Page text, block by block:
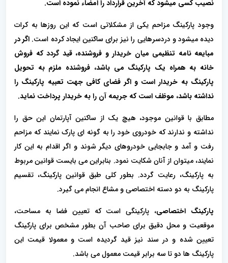
نصیب کسی میشود که آخرین قرارداد را امضاء نموده است.
وجود پارکینگ مزاحم یکی از مشکلاتی است که این روزها به کرات
دیده میشود و دردسرهایی را نیز برای ساکنین ایجاد کرده است. اگر در
مبایعه نامه تنظیمی میان خریدار و فروشنده، قید گردد که فروش
خانه به همراه یک پارکینگ می باشد، فروشنده ملزم به تحویل
پارکینگ به خریدار است و اگر فضای کافی جهت تعبیه پارکینگ را
نداشته باشد، موظف است که جریمه آن را به خریدار پرداخت نماید.
مطابق با قوانین موجود، هیچ یک از ساکنین آپارتمان این حق را
نداشته و ندارند که خودروی خود را به گونه ای پارک نمایند که مزاحم
رفت و آمد و جابجایی خودروهای دیگر شوند و اگر اقدام به این کار
نمایند، میتوان از آنان شکایت نمود. بنابراین می بایست قوانین مربوط
به پارکینگ، رعایت گردد. بطور کلی طبق قوانین پارکینگ، تقسیم
پارکینگ به دو دسته اختصاصی و مشاع انجام می گیرد.
پارکینگ اختصاصی، پارکینگی است که تعیین فضا به مساحت،
موقعیت و محل دقیق برای صاحب آن بطور مشخص برای پارکینگ
تعیین شده و در سند نیز قید گردیده است و معمولا قیمت این
پارکینگ ها دو تا سه برابر قیمت معمول می باشد.